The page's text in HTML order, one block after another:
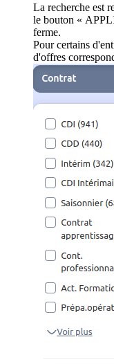
La recherche est
le bouton «
ferme.
Pour certains
d'offres